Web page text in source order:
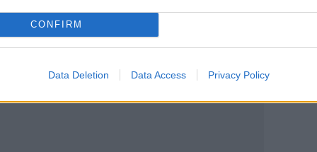
CONFIRM
Data Deletion Data Access Privacy Policy
Google Newsκαι στοFacebook
μας στοYouTube